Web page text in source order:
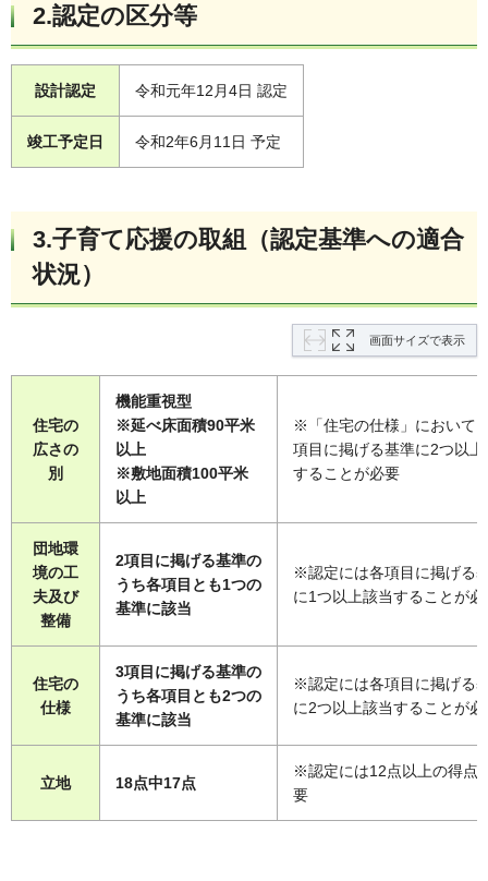
2.認定の区分等
設計認定 令和元年12月4日 認定
竣工予定日 令和2年6月11日 予定
3.子育て応援の取組（認定基準への適合
状況）
画面サイズで表示
住宅の
広さの
別
機能重視型
※延べ床面積90平米
以上
※敷地面積100平米
以上
※「住宅の仕様」において
項目に掲げる基準に2つ以上
することが必要
団地環
境の工
夫及び
整備
2項目に掲げる基準の
うち各項目とも1つの
基準に該当
※認定には各項目に掲げる
に1つ以上該当することが必
住宅の
仕様
3項目に掲げる基準の
うち各項目とも2つの
基準に該当
※認定には各項目に掲げる
に2つ以上該当することが必
立地 18点中17点
※認定には12点以上の得点
要